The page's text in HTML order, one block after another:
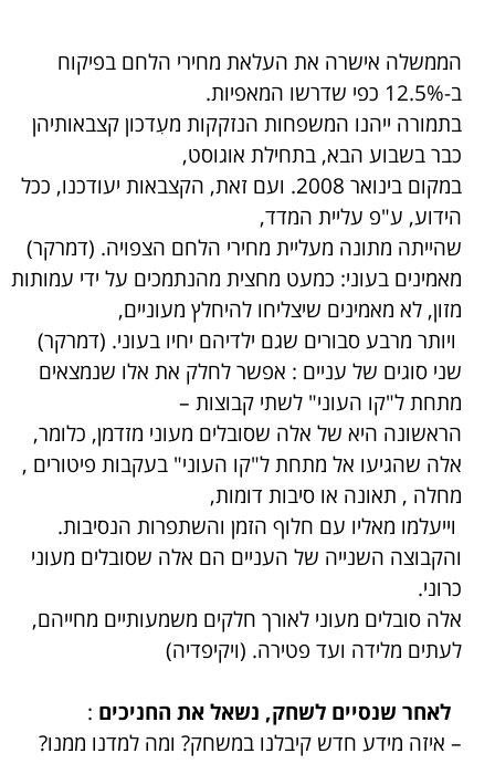
הממשלה אישרה את העלאת מחירי הלחם בפיקוח
ב-12.5% כפי שדרשו המאפיות.
בתמורה ייהנו המשפחות הנזקקות מעִדכון קצבאותיהן
כבר בשבוע הבא, בתחילת אוגוסט,
במקום בינואר 2008. ועם זאת, הקצבאות יעודכנו, ככל
הידוע, ע"פ עליית המדד,
שהייתה מתונה מעליית מחירי הלחם הצפויה. (דמרקר)
מאמינים בעוני: כמעט מחצית מהנתמכים על ידי עמותות
מזון, לא מאמינים שיצליחו להיחלץ מעוניים,
ויותר מרבע סבורים שגם ילדיהם יחיו בעוני. (דמרקר)
שני סוגים של עניים : אפשר לחלק את אלו שנמצאים
מתחת ל"קו העוני" לשתי קבוצות –
הראשונה היא של אלה שסובלים מעוני מזדמן, כלומר,
אלה שהגיעו אל מתחת ל"קו העוני" בעקבות פיטורים ,
מחלה , תאונה או סיבות דומות,
וייעלמו מאליו עם חלוף הזמן והשתפרות הנסיבות.
והקבוצה השנייה של העניים הם אלה שסובלים מעוני
כרוני.
אלה סובלים מעוני לאורך חלקים משמעותיים מחייהם,
לעתים מלידה ועד פטירה. (ויקיפדיה)
לאחר שנסיים לשחק, נשאל את החניכים :
– איזה מידע חדש קיבלנו במשחק? ומה למדנו ממנו?